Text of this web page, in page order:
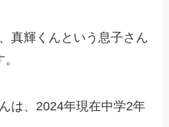
真輝くんという息子さん
は、2024年現在中学2年